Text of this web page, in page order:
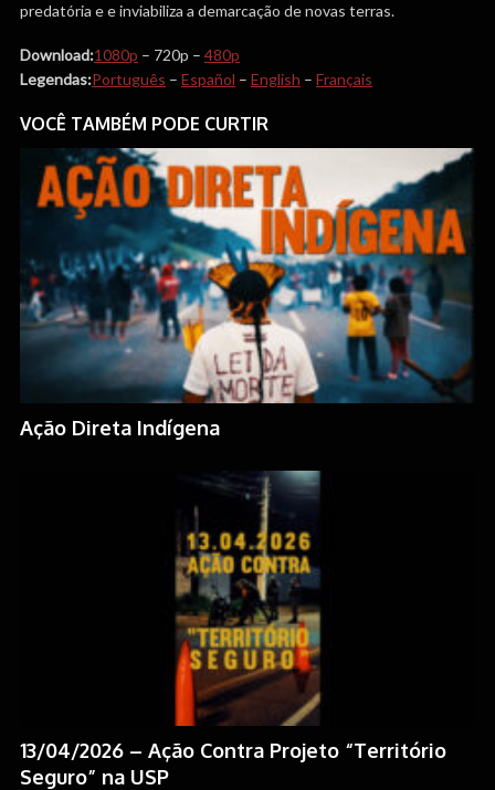
predatória e e inviabiliza a demarcação de novas terras.
Download:1080p – 720p – 480p
Legendas:Português – Español – English – Français
VOCÊ TAMBÉM PODE CURTIR
Ação Direta Indígena
13/04/2026 – Ação Contra Projeto “Território
Seguro” na USP